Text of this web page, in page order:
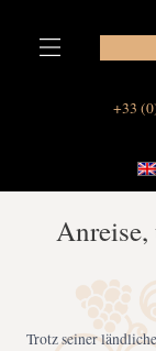
springen
+33
Anreise,
Trotz seiner